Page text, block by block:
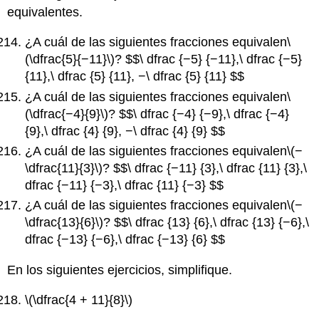
equivalentes.
¿A cuál de las siguientes fracciones equivalen\
(\dfrac{5}{−11}\)? $$\ dfrac {−5} {−11},\ dfrac {−5}
{11},\ dfrac {5} {11}, −\ dfrac {5} {11} $$
¿A cuál de las siguientes fracciones equivalen\
(\dfrac{−4}{9}\)? $$\ dfrac {−4} {−9},\ dfrac {−4}
{9},\ dfrac {4} {9}, −\ dfrac {4} {9} $$
¿A cuál de las siguientes fracciones equivalen\(−
\dfrac{11}{3}\)? $$\ dfrac {−11} {3},\ dfrac {11} {3},\
dfrac {−11} {−3},\ dfrac {11} {−3} $$
¿A cuál de las siguientes fracciones equivalen\(−
\dfrac{13}{6}\)? $$\ dfrac {13} {6},\ dfrac {13} {−6},\
dfrac {−13} {−6},\ dfrac {−13} {6} $$
En los siguientes ejercicios, simplifique.
\(\dfrac{4 + 11}{8}\)